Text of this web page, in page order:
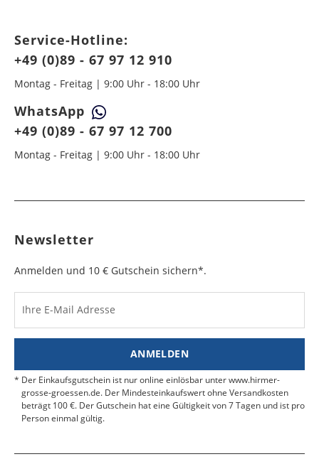
Service-Hotline:
+49 (0)89 - 67 97 12 910
Montag - Freitag | 9:00 Uhr - 18:00 Uhr
WhatsApp
+49 (0)89 - 67 97 12 700
Montag - Freitag | 9:00 Uhr - 18:00 Uhr
Newsletter
Anmelden und 10 € Gutschein sichern*.
Ihre E-Mail Adresse
ANMELDEN
Der Einkaufsgutschein ist nur online einlösbar unter www.hirmer-
grosse-groessen.de. Der Mindesteinkaufswert ohne Versandkosten
beträgt 100 €. Der Gutschein hat eine Gültigkeit von 7 Tagen und ist pro
Person einmal gültig.